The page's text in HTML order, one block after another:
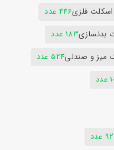
فلزی446 عدد
بدنسازی183 عدد
میز و صندلی524 عدد
92 عدد